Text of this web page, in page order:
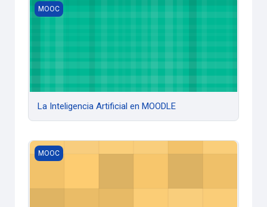
La Inteligencia Artificial en MOODLE
MOOC
La Inteligencia Artificial en MOODLE
La rehabilitación en afecciones neurológicas
MOOC